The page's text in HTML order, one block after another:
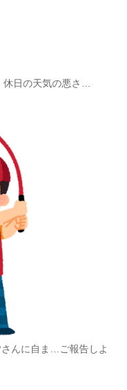
休日の天気の悪さ…
んに自ま…ご報告しよ